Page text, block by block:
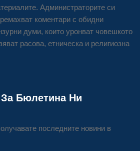
Администраторите си
коментари с обидни
думи, които уронват човешкото
расова, етническа и религиозна
Бюлетина Ни
последните новини в